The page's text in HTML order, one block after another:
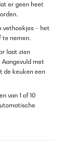
er geen heet
vethoekjes – het
te nemen.
laat zien
met
de keuken een
van 1 of 10